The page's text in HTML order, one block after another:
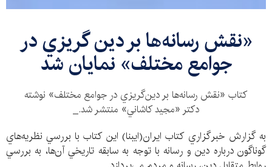
«نقش رسانه‌ها بر دين گريزي در
جوامع مختلف» نمايان شد
كتاب «نقش رسانه‌ها بر دين‌گريزي در جوامع مختلف» نوشته
دكتر «مجيد كاشاني» منتشر شد._
به گزارش خبرگزاري كتاب ايران(ايبنا) اين كتاب با بررسي نظريه‌هاي
گوناگون درباره دين و رسانه با توجه به سابقه تاريخي آن‌ها، به بررسي